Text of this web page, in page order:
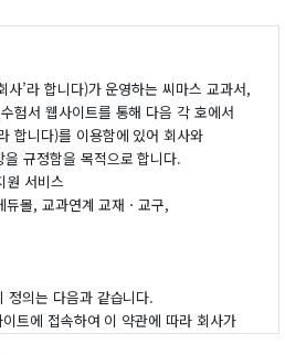
’라 합니다)가 운영하는 씨마스 교과서,
험서 웹사이트를 통해 다음 각 호에서
합니다)를 이용함에 있어 회사와
규정함을 목적으로 합니다.
원 서비스
몰, 교과연계 교재ㆍ교구,
정의는 다음과 같습니다.
트에 접속하여 이 약관에 따라 회사가